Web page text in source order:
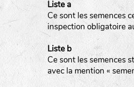
Liste a
Ce sont les semences
inspection obligatoire
Liste b
Ce sont les semences
avec la mention «